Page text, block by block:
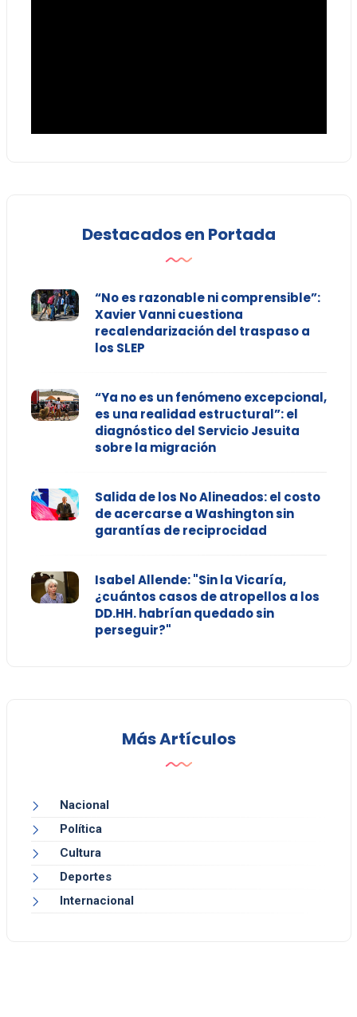
Destacados en Portada
“No es razonable ni comprensible”:
Xavier Vanni cuestiona
recalendarización del traspaso a
los SLEP
“Ya no es un fenómeno excepcional,
es una realidad estructural”: el
diagnóstico del Servicio Jesuita
sobre la migración
Salida de los No Alineados: el costo
de acercarse a Washington sin
garantías de reciprocidad
Isabel Allende: "Sin la Vicaría,
¿cuántos casos de atropellos a los
DD.HH. habrían quedado sin
perseguir?"
Más Artículos
Nacional
Política
Cultura
Deportes
Internacional